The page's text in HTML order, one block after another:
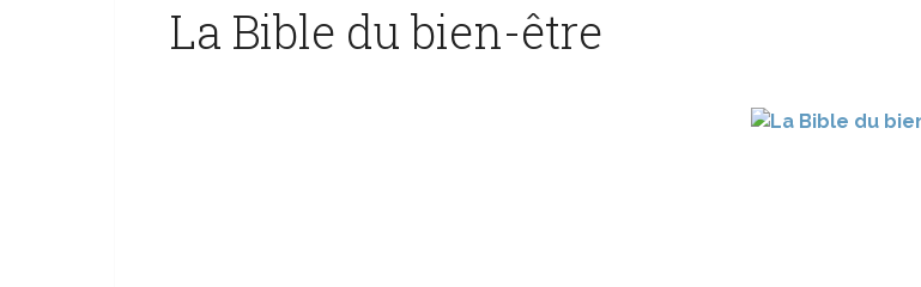
La Bible du bien-être